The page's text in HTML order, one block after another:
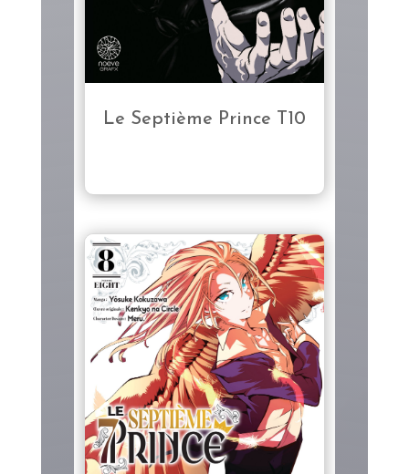
Le Septième Prince T10